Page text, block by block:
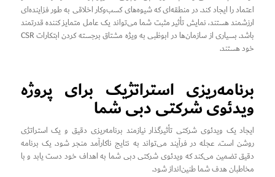
اعتماد را ایجاد کند. در منطقه‌ای که شیوه‌های کسب‌وکار اخلاقی به طور فزاینده‌ای
ارزشمند هستند، نمایش تأثیر مثبت شما می‌تواند یک عامل متمایز کننده قدرتمند
باشد. بسیاری از سازمان‌ها در ابوظبی به ویژه مشتاق برجسته کردن ابتکارات CSR
خود هستند.
برنامه‌ریزی استراتژیک برای پروژه
ویدئوی شرکتی دبی شما
ایجاد یک ویدئوی شرکتی تأثیرگذار نیازمند برنامه‌ریزی دقیق و یک استراتژی
روشن است. عجله در فرآیند می‌تواند به نتایج ناکارآمد منجر شود. یک برنامه
دقیق تضمین می‌کند که ویدئوی شرکتی دبی شما به اهداف خود دست یابد و با
مخاطبان هدف شما طنین‌انداز شود.